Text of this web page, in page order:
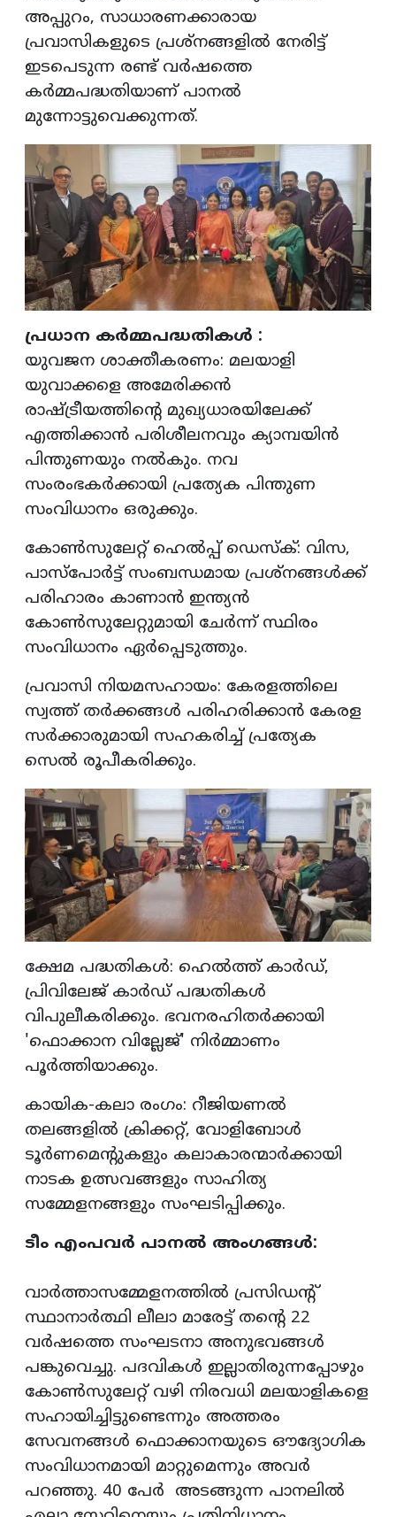
അപ്പുറം, സാധാരണക്കാരായ
പ്രവാസികളുടെ പ്രശ്നങ്ങളിൽ നേരിട്ട്
ഇടപെടുന്ന രണ്ട് വർഷത്തെ
കർമ്മപദ്ധതിയാണ് പാനൽ
മുന്നോട്ടുവെക്കുന്നത്.
പ്രധാന കർമ്മപദ്ധതികൾ :
യുവജന ശാക്തീകരണം: മലയാളി
യുവാക്കളെ അമേരിക്കൻ
രാഷ്ട്രീയത്തിന്റെ മുഖ്യധാരയിലേക്ക്
എത്തിക്കാൻ പരിശീലനവും ക്യാമ്പയിൻ
പിന്തുണയും നൽകും. നവ
സംരംഭകർക്കായി പ്രത്യേക പിന്തുണ
സംവിധാനം ഒരുക്കും.
കോൺസുലേറ്റ് ഹെൽപ്പ് ഡെസ്ക്: വിസ,
പാസ്‌പോർട്ട് സംബന്ധമായ പ്രശ്നങ്ങൾക്ക്
പരിഹാരം കാണാൻ ഇന്ത്യൻ
കോൺസുലേറ്റുമായി ചേർന്ന് സ്ഥിരം
സംവിധാനം ഏർപ്പെടുത്തും.
പ്രവാസി നിയമസഹായം: കേരളത്തിലെ
സ്വത്ത് തർക്കങ്ങൾ പരിഹരിക്കാൻ കേരള
സർക്കാരുമായി സഹകരിച്ച് പ്രത്യേക
സെൽ രൂപീകരിക്കും.
ക്ഷേമ പദ്ധതികൾ: ഹെൽത്ത് കാർഡ്,
പ്രിവിലേജ് കാർഡ് പദ്ധതികൾ
വിപുലീകരിക്കും. ഭവനരഹിതർക്കായി
'ഫൊക്കാന വില്ലേജ്' നിർമ്മാണം
പൂർത്തിയാക്കും.
കായിക-കലാ രംഗം: റീജിയണൽ
തലങ്ങളിൽ ക്രിക്കറ്റ്, വോളിബോൾ
ടൂർണമെന്റുകളും കലാകാരന്മാർക്കായി
നാടക ഉത്സവങ്ങളും സാഹിത്യ
സമ്മേളനങ്ങളും സംഘടിപ്പിക്കും.
ടീം എംപവർ പാനൽ അംഗങ്ങൾ:
വാർത്താസമ്മേളനത്തിൽ പ്രസിഡന്റ്
സ്ഥാനാർത്ഥി ലീലാ മാരേട്ട് തന്റെ 22
വർഷത്തെ സംഘടനാ അനുഭവങ്ങൾ
പങ്കുവെച്ചു. പദവികൾ ഇല്ലാതിരുന്നപ്പോഴും
കോൺസുലേറ്റ് വഴി നിരവധി മലയാളികളെ
സഹായിച്ചിട്ടുണ്ടെന്നും അത്തരം
സേവനങ്ങൾ ഫൊക്കാനയുടെ ഔദ്യോഗിക
സംവിധാനമായി മാറ്റുമെന്നും അവർ
പറഞ്ഞു. 40 പേർ അടങ്ങുന്ന പാനലിൽ